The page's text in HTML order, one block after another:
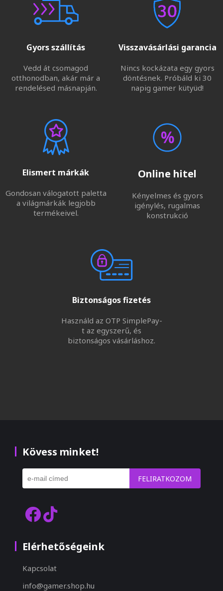
Gyors szállítás
Vedd át csomagod
otthonodban, akár már a
rendelésed másnapján.
Visszavásárlási garancia
Nincs kockázata egy gyors
döntésnek. Próbáld ki 30
napig gamer kütyüd!
Elismert márkák
Gondosan válogatott paletta
a világmárkák legjobb
termékeivel.
Online hitel
Kényelmes és gyors
igénylés, rugalmas
konstrukció
Biztonságos fizetés
Használd az OTP SimplePay-
t az egyszerű, és
biztonságos vásárláshoz.
Kövess minket!
FELIRATKOZOM
Elérhetőségeink
Kapcsolat
info@gamer.shop.hu